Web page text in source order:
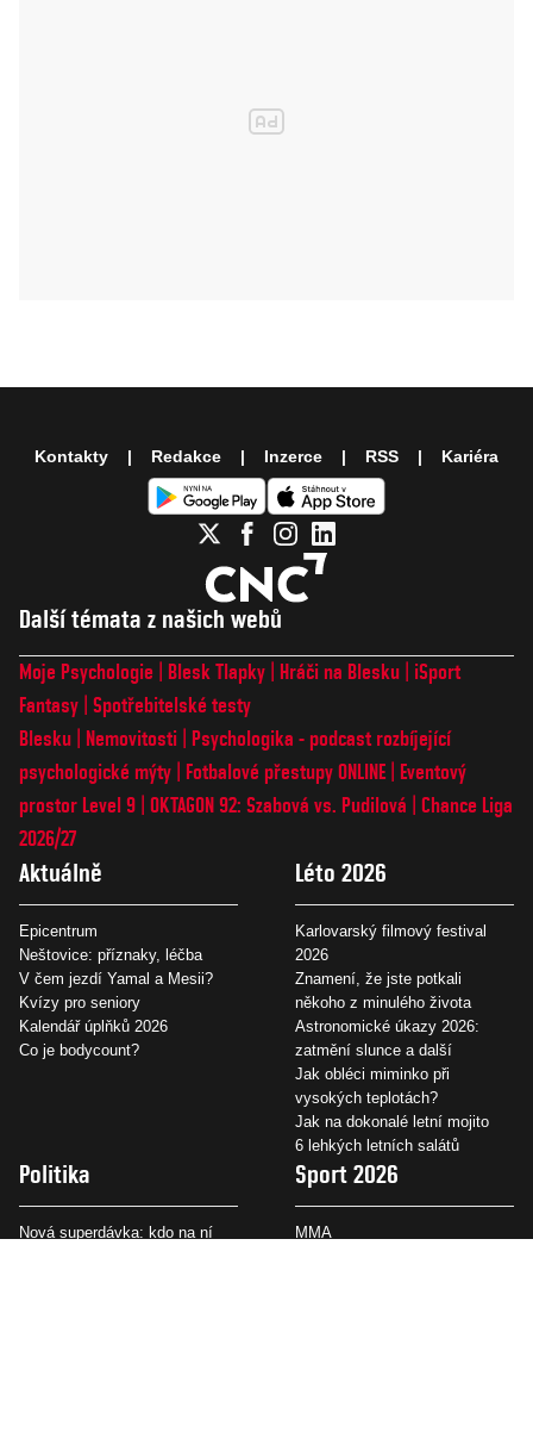
Další témata z našich webů
Moje Psychologie Blesk Tlapky Hráči na Blesku
iSport
Fantasy Spotřebitelské testy
Blesku
Nemovitosti
Psychologika - podcast rozbíjející
psychologické mýty
Fotbalové přestupy ONLINE
Eventový
prostor Level 9 OKTAGON 92: Szabová vs. Pudilová
Chance Liga
2026/27
Aktuálně
Epicentrum
Neštovice: příznaky, léčba
V čem jezdí Yamal a Mesii?
Kvízy pro seniory
Kalendář úplňků 2026
Co je bodycount?
Léto 2026
Karlovarský filmový festival
2026
Znamení, že jste potkali
někoho z minulého života
Astronomické úkazy 2026:
zatmění slunce a další
Jak obléci miminko při
vysokých teplotách?
Jak na dokonalé letní mojito
6 lehkých letních salátů
Politika
Nová superdávka: kdo na ní
Sport 2026
MMA
Kontakty Redakce Inzerce RSS Kariéra